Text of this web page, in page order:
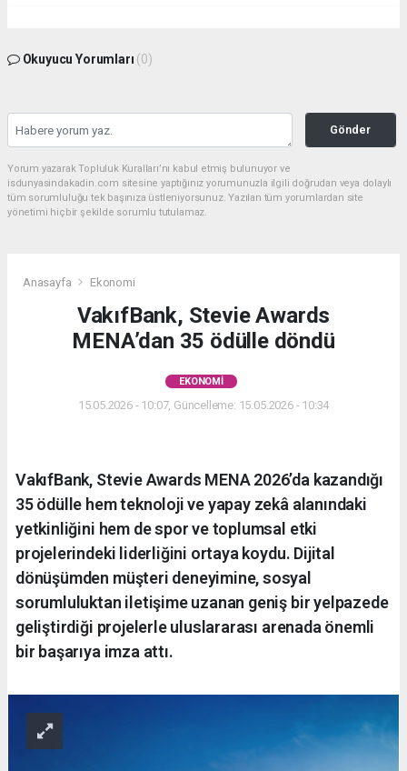
Okuyucu Yorumları (0)
Gönder
Yorum yazarak Topluluk Kuralları’nı kabul etmiş bulunuyor ve
isdunyasindakadin.com sitesine yaptığınız yorumunuzla ilgili doğrudan veya dolaylı
tüm sorumluluğu tek başınıza üstleniyorsunuz. Yazılan tüm yorumlardan site
yönetimi hiçbir şekilde sorumlu tutulamaz.
Anasayfa Ekonomi
VakıfBank, Stevie Awards
MENA’dan 35 ödülle döndü
EKONOMI
15.05.2026 - 10:07, Güncelleme: 15.05.2026 - 10:34
VakıfBank, Stevie Awards MENA 2026’da kazandığı
35 ödülle hem teknoloji ve yapay zekâ alanındaki
yetkinliğini hem de spor ve toplumsal etki
projelerindeki liderliğini ortaya koydu. Dijital
dönüşümden müşteri deneyimine, sosyal
sorumluluktan iletişime uzanan geniş bir yelpazede
geliştirdiği projelerle uluslararası arenada önemli
bir başarıya imza attı.